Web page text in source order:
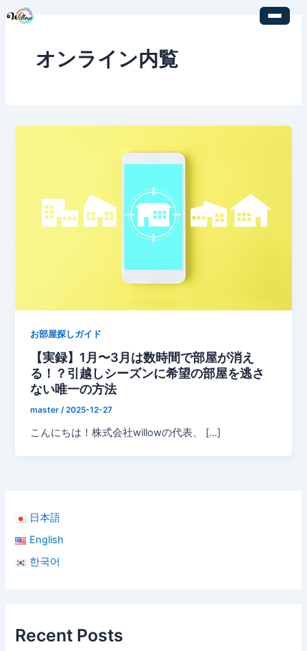
日本語
English
한국어
Recent Posts
オンライン内覧
お部屋探しガイド
【実録】1月〜3月は数時間で部屋が消え
る！？引越しシーズンに希望の部屋を逃さ
ない唯一の方法
master/2025-12-27
こんにちは！株式会社willowの代表、 […]